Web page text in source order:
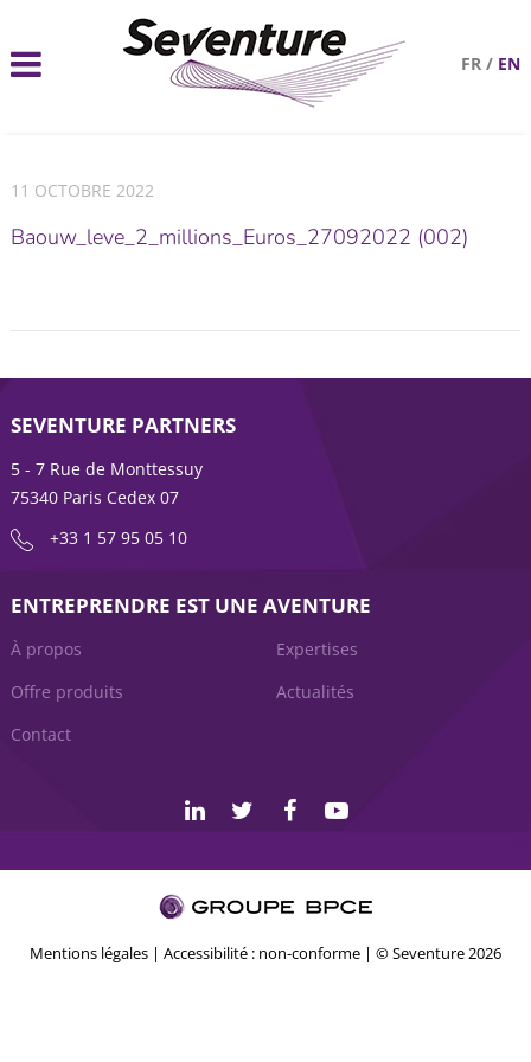
FR / EN
11 OCTOBRE 2022
Baouw_leve_2_millions_Euros_27092022 (002)
SEVENTURE PARTNERS
5 - 7 Rue de Monttessuy
75340 Paris Cedex 07
+33 1 57 95 05 10
ENTREPRENDRE EST UNE AVENTURE
À propos
Expertises
Offre produits
Actualités
Contact
Mentions légales | Accessibilité : non-conforme | © Seventure 2026